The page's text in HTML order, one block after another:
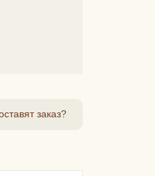
заказ?